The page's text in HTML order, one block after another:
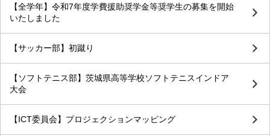
【全学年】令和7年度学費援助奨学金等奨学生の募集を開始
いたしました
【サッカー部】初蹴り
【ソフトテニス部】茨城県高等学校ソフトテニスインドア
大会
【ICT委員会】プロジェクションマッピング